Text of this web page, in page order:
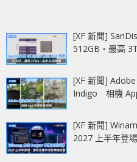
[XF 新聞]
512GB‧最高
[XF 新聞]
Indigo 相機
[XF 新聞]
2027 上半年登